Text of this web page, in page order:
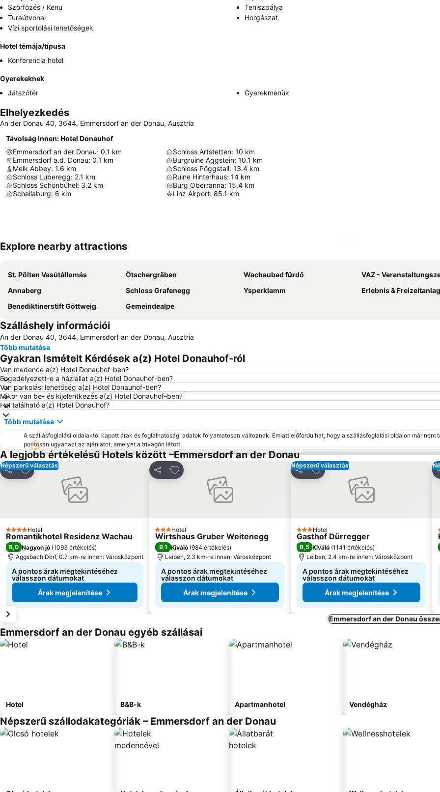
Szörfözés / Kenu
Teniszpálya
Túraútvonal
Horgászat
Vízi sportolási lehetőségek
Hotel témája/típusa
Konferencia hotel
Gyerekeknek
Játszótér
Gyerekmenük
Elhelyezkedés
An der Donau 40, 3644, Emmersdorf an der Donau, Ausztria
Távolság innen: Hotel Donauhof
Emmersdorf an der Donau: 0.1 km
Emmersdorf a.d. Donau: 0.1 km
Melk Abbey: 1.6 km
Schloss Luberegg: 2.1 km
Schloss Schönbühel: 3.2 km
Schallaburg: 6 km
Schloss Artstetten: 10 km
Burgruine Aggstein: 10.1 km
Schloss Pöggstall: 13.4 km
Ruine Hinterhaus: 14 km
Burg Oberranna: 15.4 km
Linz Airport: 85.1 km
Explore nearby attractions
St. Pölten Vasútállomás Ötschergräben Wachaubad fürdő
VAZ - Veranstaltungszentrum
Annaberg
Schloss Grafenegg Ysperklamm
Erlebnis & Freizeitanlage
Benediktinerstift Göttweig
Gemeindealpe
Szálláshely információi
An der Donau 40, 3644, Emmersdorf an der Donau, Ausztria
Több mutatása
Gyakran Ismételt Kérdések a(z) Hotel Donauhof-ról
Van medence a(z) Hotel Donauhof-ben?
Engedélyezett-e a háziállat a(z) Hotel Donauhof-ben?
Van parkolási lehetőség a(z) Hotel Donauhof-ben?
Mikor van be- és kijelentkezés a(z) Hotel Donauhof-ben?
Hol található a(z) Hotel Donauhof?
Több mutatása
A szállásfoglalási oldalaktól kapott árak és foglalhatósági adatok folyamatosan változnak. Emiatt előfordulhat, hogy a szállásfoglalási oldalon már nem
pontosan ugyanazt az ajánlatot, amelyet a trivagón látott.
A legjobb értékelésű Hotels között –Emmersdorf an der Donau
Népszerű választás
Megosztás
Hozzáadás a kedvencekhez
4 Kategória
Hotel
Romantikhotel Residenz Wachau
8,0 Nagyon jó (1093 értékelés)
Aggsbach Dorf, 0.7 km-re innen: Városközpont
A pontos árak megtekintéséhez
válasszon dátumokat
Árak megjelenítése
Megosztás
Hozzáadás a kedvencekhez
3 Kategória
Hotel
Wirtshaus Gruber Weitenegg
9,1 Kiváló (984 értékelés)
Leiben, 2.3 km-re innen: Városközpont
A pontos árak megtekintéséhez
válasszon dátumokat
Árak megjelenítése
Népszerű választás
Megosztás
Hozzáadás a kedvencekhez
3 Kategória
Hotel
Gasthof Dürregger
8,5 Kiváló (1141 értékelés)
Leiben, 2.4 km-re innen: Városközpont
A pontos árak megtekintéséhez
válasszon dátumokat
Árak megjelenítése
Emmersdorf an der Donau
Emmersdorf an der Donau egyéb szállásai
Hotel B&B-k Apartmanhotel Vendégház
Népszerű szállodakategóriák – Emmersdorf an der Donau